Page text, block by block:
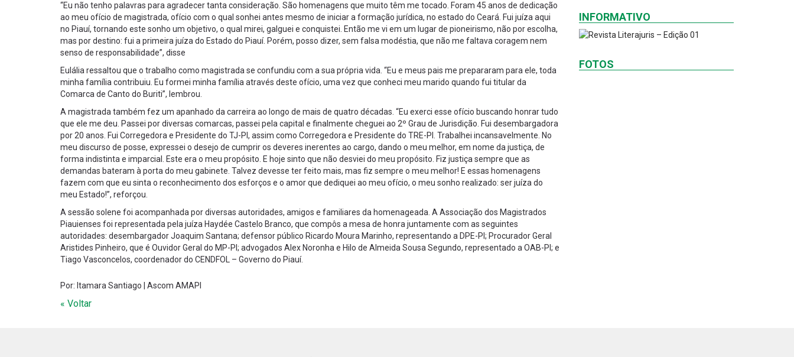
“Eu não tenho palavras para agradecer tanta consideração. São homenagens que muito têm me tocado. Foram 45 anos de dedicação
ao meu ofício de magistrada, ofício com o qual sonhei antes mesmo de iniciar a formação jurídica, no estado do Ceará. Fui juíza aqui
no Piauí, tornando este sonho um objetivo, o qual mirei, galguei e conquistei. Então me vi em um lugar de pioneirismo, não por escolha,
mas por destino: fui a primeira juíza do Estado do Piauí. Porém, posso dizer, sem falsa modéstia, que não me faltava coragem nem
senso de responsabilidade”, disse
Eulália ressaltou que o trabalho como magistrada se confundiu com a sua própria vida. “Eu e meus pais me prepararam para ele, toda
minha família contribuiu. Eu formei minha família através deste ofício, uma vez que conheci meu marido quando fui titular da
Comarca de Canto do Buriti”, lembrou.
A magistrada também fez um apanhado da carreira ao longo de mais de quatro décadas. “Eu exerci esse ofício buscando honrar tudo
que ele me deu. Passei por diversas comarcas, passei pela capital e finalmente cheguei ao 2º Grau de Jurisdição. Fui desembargadora
por 20 anos. Fui Corregedora e Presidente do TJ-PI, assim como Corregedora e Presidente do TRE-PI. Trabalhei incansavelmente. No
meu discurso de posse, expressei o desejo de cumprir os deveres inerentes ao cargo, dando o meu melhor, em nome da justiça, de
forma indistinta e imparcial. Este era o meu propósito. E hoje sinto que não desviei do meu propósito. Fiz justiça sempre que as
demandas bateram à porta do meu gabinete. Talvez devesse ter feito mais, mas fiz sempre o meu melhor! E essas homenagens
fazem com que eu sinta o reconhecimento dos esforços e o amor que dediquei ao meu ofício, o meu sonho realizado: ser juíza do
meu Estado!”, reforçou.
A sessão solene foi acompanhada por diversas autoridades, amigos e familiares da homenageada. A Associação dos Magistrados
Piauienses foi representada pela juíza Haydée Castelo Branco, que compôs a mesa de honra juntamente com as seguintes
autoridades: desembargador Joaquim Santana; defensor público Ricardo Moura Marinho, representando a DPE-PI; Procurador Geral
Aristides Pinheiro, que é Ouvidor Geral do MP-PI; advogados Alex Noronha e Hilo de Almeida Sousa Segundo, representado a OAB-PI; e
Tiago Vasconcelos, coordenador do CENDFOL – Governo do Piauí.
Por: Itamara Santiago | Ascom AMAPI
« Voltar
INFORMATIVO
FOTOS